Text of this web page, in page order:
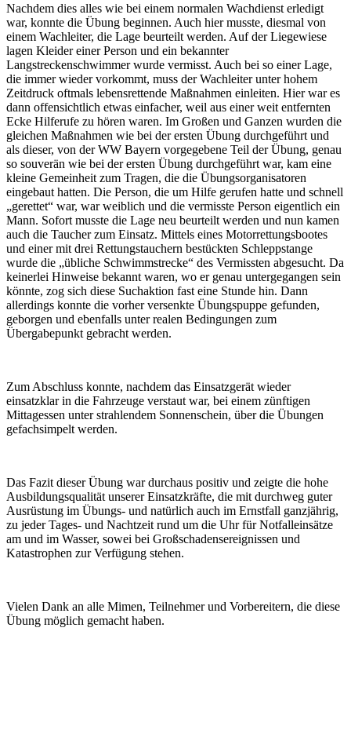
Nachdem dies alles wie bei einem normalen Wachdienst erledigt
war, konnte die Übung beginnen. Auch hier musste, diesmal von
einem Wachleiter, die Lage beurteilt werden. Auf der Liegewiese
lagen Kleider einer Person und ein bekannter
Langstreckenschwimmer wurde vermisst. Auch bei so einer Lage,
die immer wieder vorkommt, muss der Wachleiter unter hohem
Zeitdruck oftmals lebensrettende Maßnahmen einleiten. Hier war es
dann offensichtlich etwas einfacher, weil aus einer weit entfernten
Ecke Hilferufe zu hören waren. Im Großen und Ganzen wurden die
gleichen Maßnahmen wie bei der ersten Übung durchgeführt und
als dieser, von der WW Bayern vorgegebene Teil der Übung, genau
so souverän wie bei der ersten Übung durchgeführt war, kam eine
kleine Gemeinheit zum Tragen, die die Übungsorganisatoren
eingebaut hatten. Die Person, die um Hilfe gerufen hatte und schnell
„gerettet“ war, war weiblich und die vermisste Person eigentlich ein
Mann. Sofort musste die Lage neu beurteilt werden und nun kamen
auch die Taucher zum Einsatz. Mittels eines Motorrettungsbootes
und einer mit drei Rettungstauchern bestückten Schleppstange
wurde die „übliche Schwimmstrecke“ des Vermissten abgesucht. Da
keinerlei Hinweise bekannt waren, wo er genau untergegangen sein
könnte, zog sich diese Suchaktion fast eine Stunde hin. Dann
allerdings konnte die vorher versenkte Übungspuppe gefunden,
geborgen und ebenfalls unter realen Bedingungen zum
Übergabepunkt gebracht werden.
Zum Abschluss konnte, nachdem das Einsatzgerät wieder
einsatzklar in die Fahrzeuge verstaut war, bei einem zünftigen
Mittagessen unter strahlendem Sonnenschein, über die Übungen
gefachsimpelt werden.
Das Fazit dieser Übung war durchaus positiv und zeigte die hohe
Ausbildungsqualität unserer Einsatzkräfte, die mit durchweg guter
Ausrüstung im Übungs- und natürlich auch im Ernstfall ganzjährig,
zu jeder Tages- und Nachtzeit rund um die Uhr für Notfalleinsätze
am und im Wasser, sowei bei Großschadensereignissen und
Katastrophen zur Verfügung stehen.
Vielen Dank an alle Mimen, Teilnehmer und Vorbereitern, die diese
Übung möglich gemacht haben.